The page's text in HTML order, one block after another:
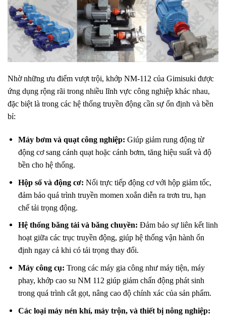
Nhờ những ưu điểm vượt trội, khớp NM-112 của Gimisuki được
ứng dụng rộng rãi trong nhiều lĩnh vực công nghiệp khác nhau,
đặc biệt là trong các hệ thống truyền động cần sự ổn định và bền
bỉ:
Máy bơm và quạt công nghiệp: Giúp giảm rung động từ
động cơ sang cánh quạt hoặc cánh bơm, tăng hiệu suất và độ
bền cho hệ thống.
Hộp số và động cơ: Nối trực tiếp động cơ với hộp giảm tốc,
đảm bảo quá trình truyền momen xoắn diễn ra trơn tru, hạn
chế tải trọng động.
Hệ thống băng tải và băng chuyền: Đảm bảo sự liên kết linh
hoạt giữa các trục truyền động, giúp hệ thống vận hành ổn
định ngay cả khi có tải trọng thay đổi.
Máy công cụ: Trong các máy gia công như máy tiện, máy
phay, khớp cao su NM 112 giúp giảm chấn động phát sinh
trong quá trình cắt gọt, nâng cao độ chính xác của sản phẩm.
Các loại máy nén khí, máy trộn, và thiết bị nông nghiệp: